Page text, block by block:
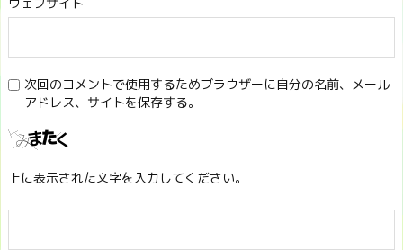
次回のコメントで使用するためブラウザーに自分の名前、メール
アドレス、サイトを保存する。
上に表示された文字を入力してください。